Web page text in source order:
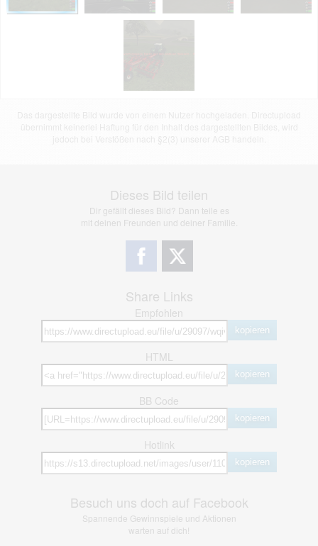
Dieses Bild teilen
Dir gefällt dieses Bild? Dann teile es
mit deinen Freunden und deiner Familie.
Share Links
Empfohlen
kopieren
HTML
kopieren
BB Code
kopieren
Hotlink
kopieren
Besuch uns doch auf Facebook
Spannende Gewinnspiele und Aktionen
warten auf dich!